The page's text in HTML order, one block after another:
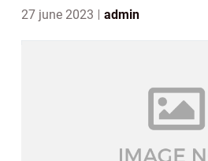
27 june 2023 admin